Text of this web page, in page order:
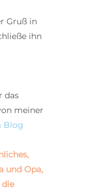
Gruß in
ihn
das
meiner
Blog
und Opa,